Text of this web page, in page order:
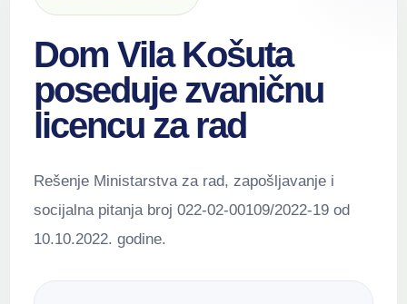
Dom Vila Košuta
poseduje zvaničnu
licencu za rad
Rešenje Ministarstva za rad, zapošljavanje i
socijalna pitanja broj 022-02-00109/2022-19 od
10.10.2022. godine.